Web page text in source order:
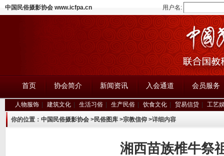
中国民俗摄影协会 www.icfpa.cn 用户名:
首页 协会简介 新闻资讯 入会通道 会员服务
人物服饰 建筑文化 生活习俗 生产民俗 饮食文化 贸易信贷 工艺
你的位置： 中国民俗摄影协会 >民俗图库 >宗教信仰 >详细内容
湘西苗族椎牛祭